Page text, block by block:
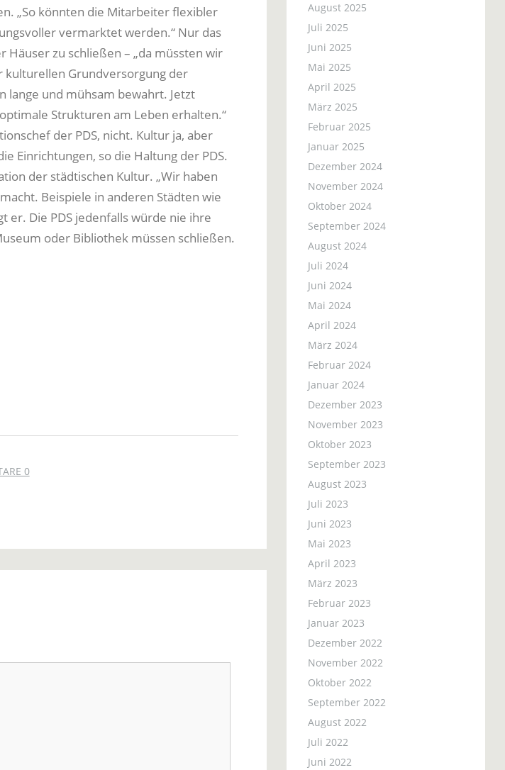
„So könnten die Mitarbeiter flexibler
vermarktet werden.“ Nur das
Häuser zu schließen – „da müssten wir
kulturellen Grundversorgung der
lange und mühsam bewahrt. Jetzt
Strukturen am Leben erhalten.“
der PDS, nicht. Kultur ja, aber
Einrichtungen, so die Haltung der PDS.
der städtischen Kultur. „Wir haben
Beispiele in anderen Städten wie
er. Die PDS jedenfalls würde nie ihre
oder Bibliothek müssen schließen.
0
August 2025
Juli 2025
Juni 2025
Mai 2025
April 2025
März 2025
Februar 2025
Januar 2025
Dezember 2024
November 2024
Oktober 2024
September 2024
August 2024
Juli 2024
Juni 2024
Mai 2024
April 2024
März 2024
Februar 2024
Januar 2024
Dezember 2023
November 2023
Oktober 2023
September 2023
August 2023
Juli 2023
Juni 2023
Mai 2023
April 2023
März 2023
Februar 2023
Januar 2023
Dezember 2022
November 2022
Oktober 2022
September 2022
August 2022
Juli 2022
Juni 2022